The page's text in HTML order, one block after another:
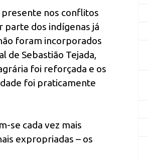
presente nos conflitos
parte dos indígenas já
foram incorporados
de Sebastião Tejada,
foi reforçada e os
foi praticamente
se cada vez mais
expropriadas – os